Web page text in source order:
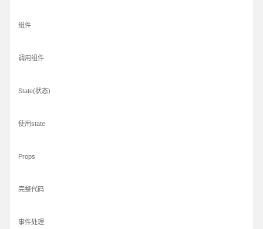
组件
调用组件
State(状态)
使用state
Props
完整代码
事件处理